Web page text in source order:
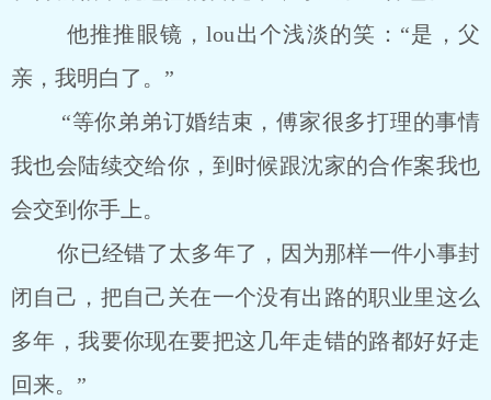
他推推眼镜，lou出个浅淡的笑：“是，父
亲，我明白了。”
“等你弟弟订婚结束，傅家很多打理的事情
我也会陆续交给你，到时候跟沈家的合作案我也
会交到你手上。
你已经错了太多年了，因为那样一件小事封
闭自己，把自己关在一个没有出路的职业里这么
多年，我要你现在要把这几年走错的路都好好走
回来。”